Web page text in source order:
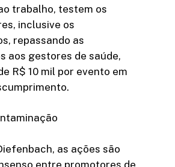
trabalho, testem os
inclusive os
repassando as
aos gestores de saúde,
R$ 10 mil por evento em
as ações são
entre promotores de